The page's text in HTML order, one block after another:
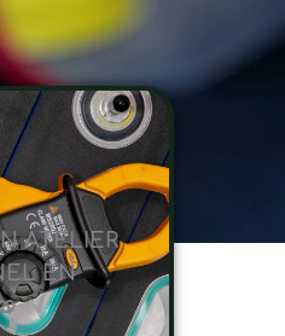
ATELIER
EN